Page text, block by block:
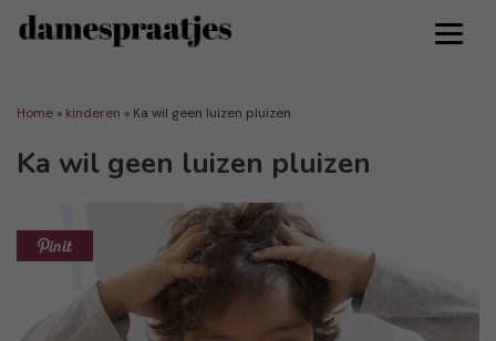
Home » kinderen » Ka wil geen luizen pluizen
Ka wil geen luizen pluizen